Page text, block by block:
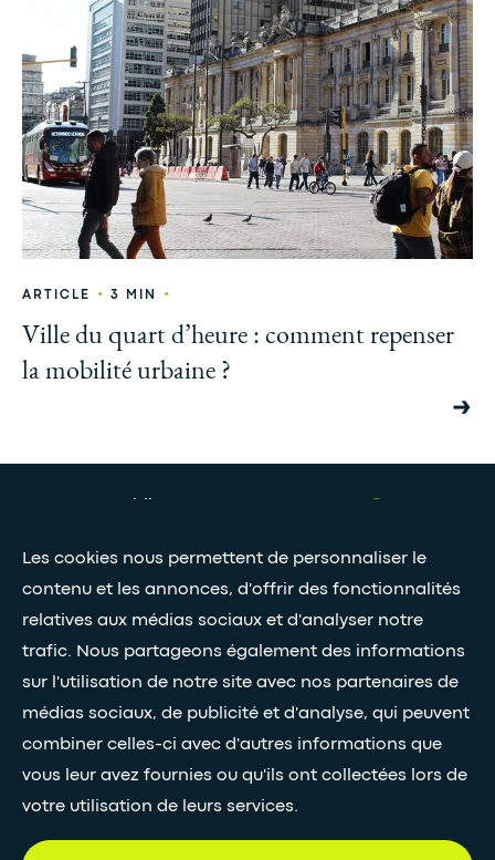
Les cookies nous permettent de personnaliser le
contenu et les annonces, d'offrir des fonctionnalités
relatives aux médias sociaux et d'analyser notre
trafic. Nous partageons également des informations
sur l'utilisation de notre site avec nos partenaires de
médias sociaux, de publicité et d'analyse, qui peuvent
combiner celles-ci avec d'autres informations que
vous leur avez fournies ou qu'ils ont collectées lors de
votre utilisation de leurs services.
ARTICLE • 3 MIN •
Ville du quart d’heure : comment repenser
la mobilité urbaine ?
Nos livres blancs
Restez connectés grâce à notre newsletter
Inscription à la newsletter
SUIVEZ-NOUS•